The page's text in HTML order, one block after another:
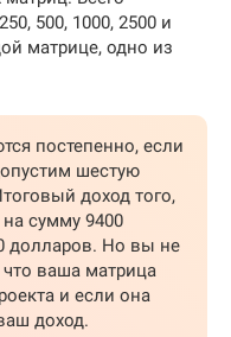
500, 1000, 2500 и
матрице, одно из
постепенно, если
шестую
доход того,
сумму 9400
долларов. Но вы не
ваша матрица
и если она
доход.